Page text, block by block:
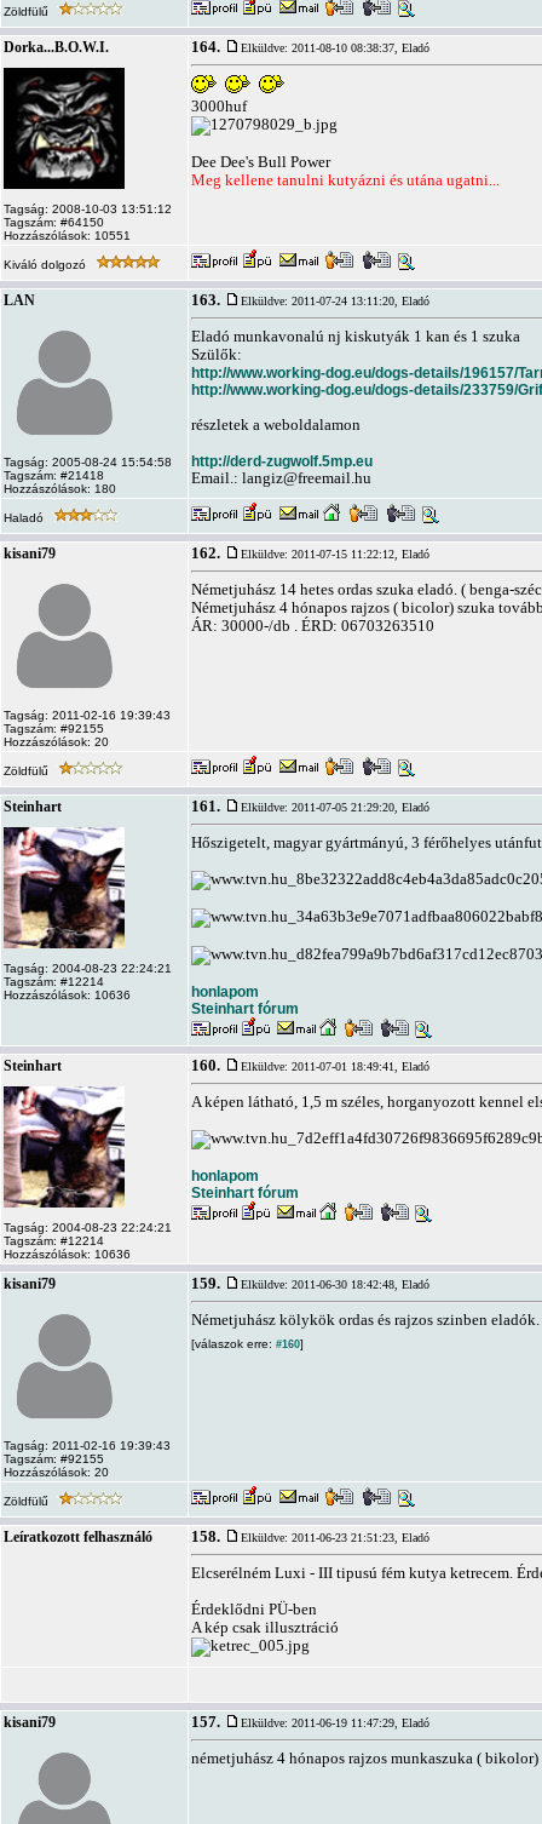
Zöldfülű
Dorka...B.O.W.I.
Tagság: 2008-10-03 13:51:12
Tagszám: #64150
Hozzászólások: 10551
164. Elküldve: 2011-08-10 08:38:37, Eladó
3000huf
Dee Dee's Bull Power
Meg kellene tanulni kutyázni és utána ugatni...
Kiváló dolgozó
LAN
Tagság: 2005-08-24 15:54:58
Tagszám: #21418
Hozzászólások: 180
163. Elküldve: 2011-07-24 13:11:20, Eladó
Eladó munkavonalú nj kiskutyák 1 kan és 1 szuka
Szülők:
http://www.working-dog.eu/dogs-details/196157/
http://www.working-dog.eu/dogs-details/233759/
részletek a weboldalamon
http://derd-zugwolf.5mp.eu
Email.: langiz@freemail.hu
Haladó
kisani79
Tagság: 2011-02-16 19:39:43
Tagszám: #92155
Hozzászólások: 20
162. Elküldve: 2011-07-15 11:22:12, Eladó
Németjuhász 14 hetes ordas szuka eladó. ( benga-
Németjuhász 4 hónapos rajzos ( bicolor) szuka
ÁR: 30000-/db . ÉRD: 06703263510
Zöldfülű
Steinhart
Tagság: 2004-08-23 22:24:21
Tagszám: #12214
Hozzászólások: 10636
161. Elküldve: 2011-07-05 21:29:20, Eladó
Hőszigetelt, magyar gyártmányú, 3 férőhelyes
honlapom
Steinhart fórum
Steinhart
Tagság: 2004-08-23 22:24:21
Tagszám: #12214
Hozzászólások: 10636
160. Elküldve: 2011-07-01 18:49:41, Eladó
A képen látható, 1,5 m széles, horganyozott kennel
honlapom
Steinhart fórum
kisani79
Tagság: 2011-02-16 19:39:43
Tagszám: #92155
Hozzászólások: 20
159. Elküldve: 2011-06-30 18:42:48, Eladó
Németjuhász kölykök ordas és rajzos szinben
[válaszok erre: #160]
Zöldfülű
Leíratkozott felhasználó 158. Elküldve: 2011-06-23 21:51:23, Eladó
Elcserélném Luxi - III tipusú fém kutya ketrecem.
Érdeklődni PÜ-ben
A kép csak illusztráció
kisani79 157. Elküldve: 2011-06-19 11:47:29, Eladó
németjuhász 4 hónapos rajzos munkaszuka (